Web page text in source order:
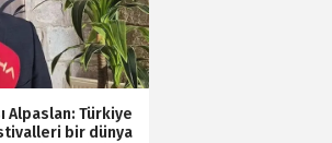
Alpaslan: Türkiye
bir dünya